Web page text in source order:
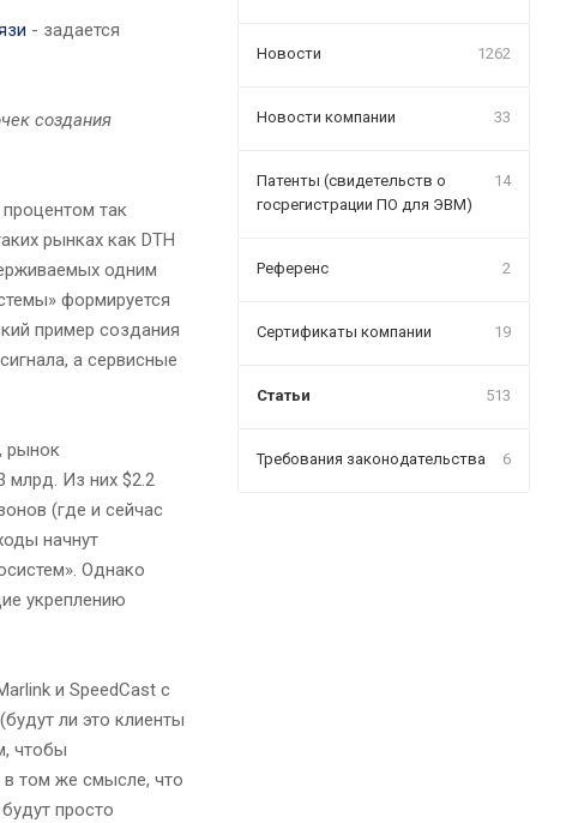
- задается
создания
так
рынках как DTH
одним
формируется
пример создания
а сервисные
рынок
млрд. Из них $2.2
(где и сейчас
начнут
Однако
укреплению
и SpeedCast c
ли это клиенты
чтобы
в том же смысле, что
просто
Новости 1262
Новости компании 33
Патенты (свидетельств о
госрегистрации ПО для ЭВМ)
14
Референс 2
Сертификаты компании 19
Статьи 513
Требования законодательства 6